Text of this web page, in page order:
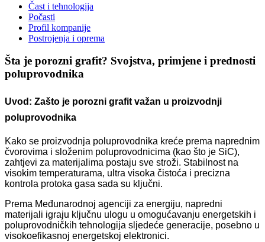
Čast i tehnologija
Počasti
Profil kompanije
Postrojenja i oprema
Šta je porozni grafit? Svojstva, primjene i prednosti
poluprovodnika
Uvod: Zašto je porozni grafit važan u proizvodnji
poluprovodnika
Kako se proizvodnja poluprovodnika kreće prema naprednim
čvorovima i složenim poluprovodnicima (kao što je SiC),
zahtjevi za materijalima postaju sve stroži. Stabilnost na
visokim temperaturama, ultra visoka čistoća i precizna
kontrola protoka gasa sada su ključni.
Prema Međunarodnoj agenciji za energiju, napredni
materijali igraju ključnu ulogu u omogućavanju energetskih i
poluprovodničkih tehnologija sljedeće generacije, posebno u
visokoefikasnoj energetskoj elektronici.